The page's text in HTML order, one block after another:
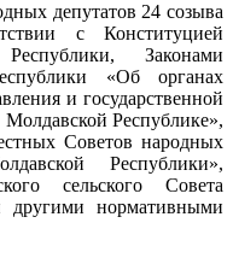
депутатов 24 созыва
с Конституцией
Законами
«Об органах
и государственной
Республике»,
Советов народных
Республики»,
сельского Совета
другими нормативными